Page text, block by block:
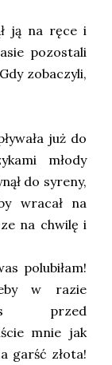
ją na ręce i
pozostali
zobaczyli,
już do
młody
do syreny,
wracał na
na chwilę i
polubiłam!
w razie
przed
mnie jak
garść złota!